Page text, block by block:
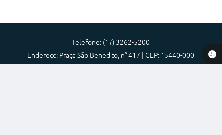
Telefone: (17) 3262-5200
Endereço: Praça São Benedito, n° 417 | CEP: 15440-000